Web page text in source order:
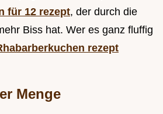
für 12 rezept, der durch die
Biss hat. Wer es ganz fluffig
rezept
Menge